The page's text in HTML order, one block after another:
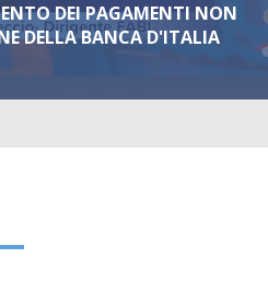
DEI PAGAMENTI NON
DELLA BANCA D'ITALIA